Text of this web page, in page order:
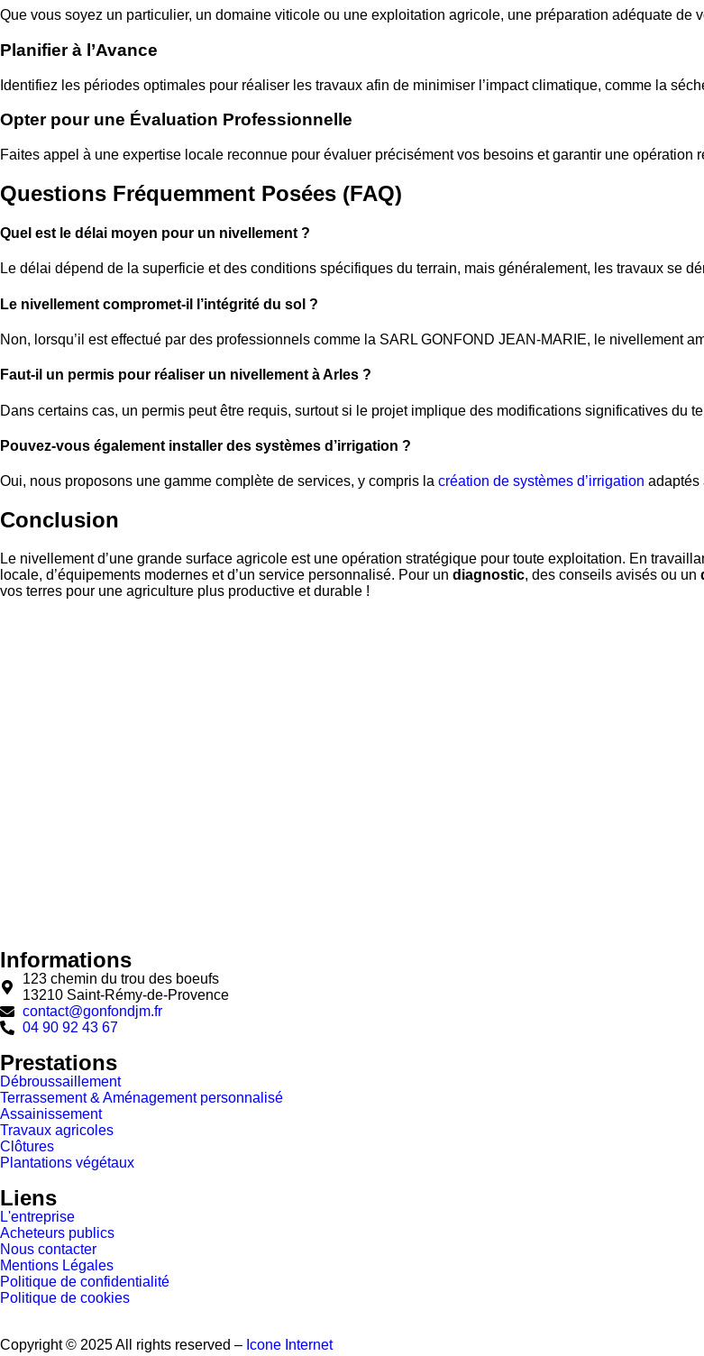
Que vous soyez un particulier, un domaine viticole ou une exploitation agricole, une préparation adéquate de
Planifier à l’Avance
Identifiez les périodes optimales pour réaliser les travaux afin de minimiser l’impact climatique, comme la
Opter pour une Évaluation Professionnelle
Faites appel à une expertise locale reconnue pour évaluer précisément vos besoins et garantir une opération
Questions Fréquemment Posées (FAQ)
Quel est le délai moyen pour un nivellement ?
Le délai dépend de la superficie et des conditions spécifiques du terrain, mais généralement, les travaux se
Le nivellement compromet-il l’intégrité du sol ?
Non, lorsqu’il est effectué par des professionnels comme la SARL GONFOND JEAN-MARIE, le nivellement
Faut-il un permis pour réaliser un nivellement à Arles ?
Dans certains cas, un permis peut être requis, surtout si le projet implique des modifications significatives du
Pouvez-vous également installer des systèmes d’irrigation ?
Oui, nous proposons une gamme complète de services, y compris la création de systèmes d’irrigation adaptés
Conclusion
Le nivellement d’une grande surface agricole est une opération stratégique pour toute exploitation. En
locale, d’équipements modernes et d’un service personnalisé. Pour un diagnostic, des conseils avisés ou un
vos terres pour une agriculture plus productive et durable !
Informations
123 chemin du trou des boeufs
13210 Saint-Rémy-de-Provence
contact@gonfondjm.fr
04 90 92 43 67
Prestations
Débroussaillement
Terrassement & Aménagement personnalisé
Assainissement
Travaux agricoles
Clôtures
Plantations végétaux
Liens
L'entreprise
Acheteurs publics
Nous contacter
Mentions Légales
Politique de confidentialité
Politique de cookies
Copyright © 2025 All rights reserved – Icone Internet